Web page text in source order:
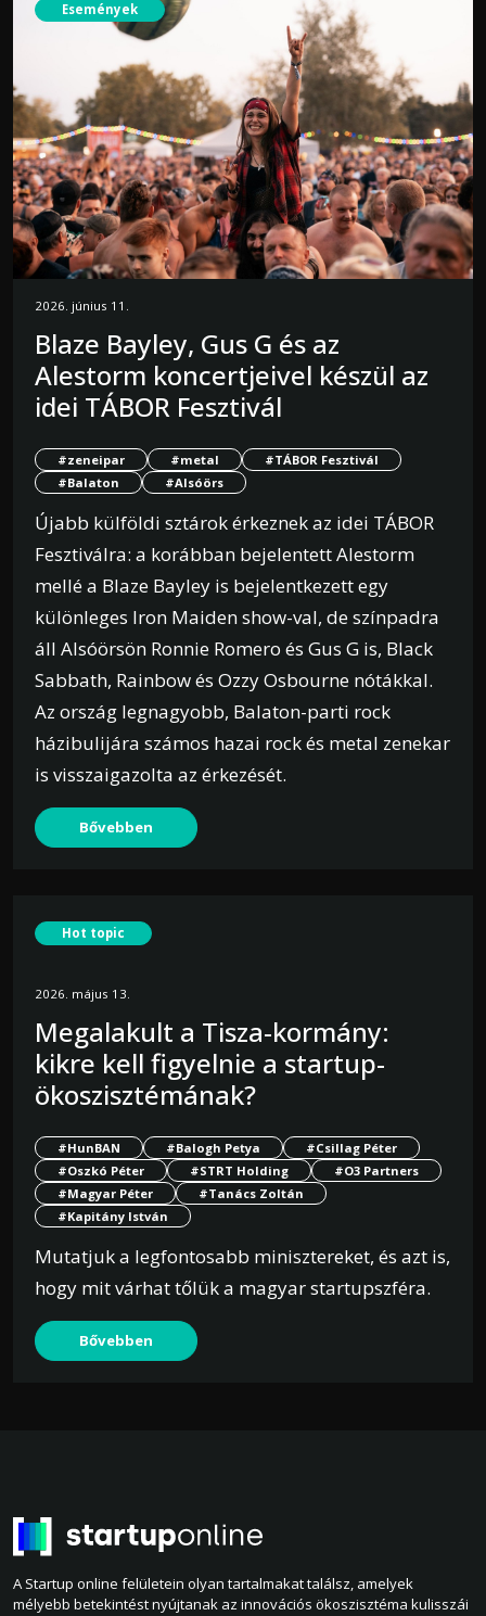
Események
2026. június 11.
Blaze Bayley, Gus G és az
Alestorm koncertjeivel készül az
idei TÁBOR Fesztivál
#zeneipar #metal
#TÁBOR Fesztivál
#Balaton
#Alsóörs
Újabb külföldi sztárok érkeznek az idei TÁBOR
Fesztiválra: a korábban bejelentett Alestorm
mellé a Blaze Bayley is bejelentkezett egy
különleges Iron Maiden show-val, de színpadra
áll Alsóörsön Ronnie Romero és Gus G is, Black
Sabbath, Rainbow és Ozzy Osbourne nótákkal.
Az ország legnagyobb, Balaton-parti rock
házibulijára számos hazai rock és metal zenekar
is visszaigazolta az érkezését.
Bővebben
Hot topic
2026. május 13.
Megalakult a Tisza-kormány:
kikre kell figyelnie a startup-
ökoszisztémának?
#HunBAN #Balogh Petya
#Csillag Péter
#Oszkó Péter
#STRT Holding
#O3 Partners
#Magyar Péter
#Tanács Zoltán
#Kapitány István
Mutatjuk a legfontosabb minisztereket, és azt is,
hogy mit várhat tőlük a magyar startupszféra.
Bővebben
A Startup online felületein olyan tartalmakat találsz, amelyek
mélyebb betekintést nyújtanak az innovációs ökoszisztéma kulisszái